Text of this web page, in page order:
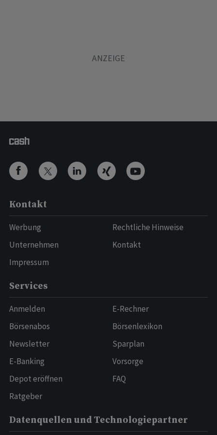
Kontakt
Werbung
Unternehmen
Impressum
Rechtliche Hinweise
Kontakt
Services
Anmelden
Börsenabos
Newsletter
E-Banking
Depot eröffnen
Ratgeber
E-Rechner
Börsenlexikon
Sparplan
Vorsorge
FAQ
Datenquellen und Technologiepartner